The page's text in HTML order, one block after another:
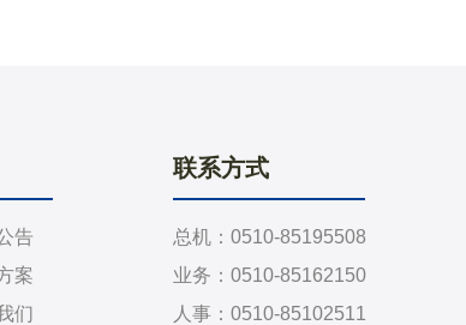
告
案
们
联系方式
总机：0510-85195508
业务：0510-85162150
人事：0510-85102511